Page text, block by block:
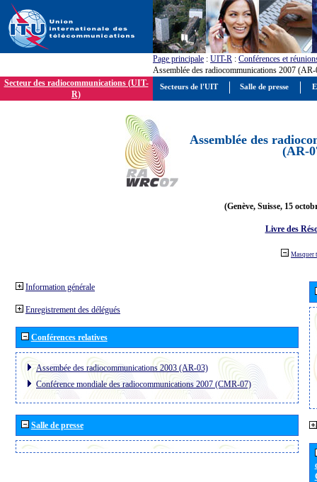
Page principale : UIT-R : Conférences et
Assemblée des radiocommunications 2007
Secteur des radiocommunications (UIT-
R)
Assemblée des
(AR-
(Genève, Suisse, 15
Livre des
Masquer
Information générale
Enregistrement des délégués
Conférences relatives
Assembée des radiocommunications 2003 (AR-03)
Conférence mondiale des radiocommunications 2007 (CMR-07)
Salle de presse
Secteurs de l'UIT Salle de presse